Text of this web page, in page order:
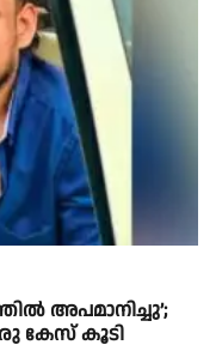
അപമാനിച്ചു’;
കേസ് കൂടി